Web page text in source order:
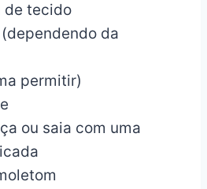
de tecido
da
permitir)
ou saia com uma